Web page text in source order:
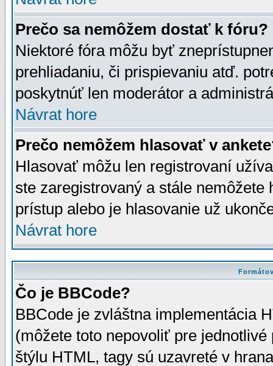
Prečo sa nemôžem dostať k fóru?
Niektoré fóra môžu byť
prehliadaniu, či prispievaniu atď.
poskytnúť len moderátor a
Návrat hore
Prečo nemôžem hlasovať v
Hlasovať môžu len registrovaní
ste zaregistrovaný a stále
prístup alebo je hlasovanie už
Návrat hore
Čo je BBCode?
BBCode je zvláštna implementácia
(môžete toto nepovoliť pre
štýlu HTML, tagy sú uzavreté v